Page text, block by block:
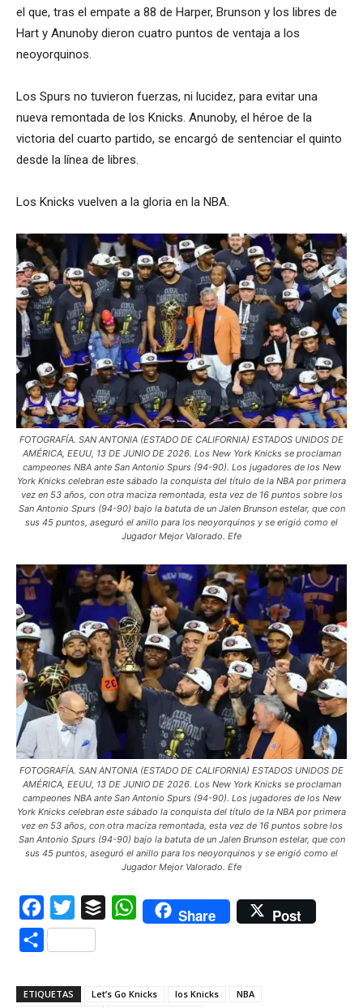
el que, tras el empate a 88 de Harper, Brunson y los libres de
Hart y Anunoby dieron cuatro puntos de ventaja a los
neoyorquinos.
Los Spurs no tuvieron fuerzas, ni lucidez, para evitar una
nueva remontada de los Knicks. Anunoby, el héroe de la
victoria del cuarto partido, se encargó de sentenciar el quinto
desde la línea de libres.
Los Knicks vuelven a la gloria en la NBA.
FOTOGRAFÍA. SAN ANTONIA (ESTADO DE CALIFORNIA) ESTADOS UNIDOS DE
AMÉRICA, EEUU, 13 DE JUNIO DE 2026. Los New York Knicks se proclaman
campeones NBA ante San Antonio Spurs (94-90). Los jugadores de los New
York Knicks celebran este sábado la conquista del título de la NBA por primera
vez en 53 años, con otra maciza remontada, esta vez de 16 puntos sobre los
San Antonio Spurs (94-90) bajo la batuta de un Jalen Brunson estelar, que con
sus 45 puntos, aseguró el anillo para los neoyorquinos y se erigió como el
Jugador Mejor Valorado. Efe
FOTOGRAFÍA. SAN ANTONIA (ESTADO DE CALIFORNIA) ESTADOS UNIDOS DE
AMÉRICA, EEUU, 13 DE JUNIO DE 2026. Los New York Knicks se proclaman
campeones NBA ante San Antonio Spurs (94-90). Los jugadores de los New
York Knicks celebran este sábado la conquista del título de la NBA por primera
vez en 53 años, con otra maciza remontada, esta vez de 16 puntos sobre los
San Antonio Spurs (94-90) bajo la batuta de un Jalen Brunson estelar, que con
sus 45 puntos, aseguró el anillo para los neoyorquinos y se erigió como el
Jugador Mejor Valorado. Efe
Facebook
Twitter Buffer WhatsAppShare Post
Compartir
ETIQUETAS Let’s Go Knicks los Knicks
NBA